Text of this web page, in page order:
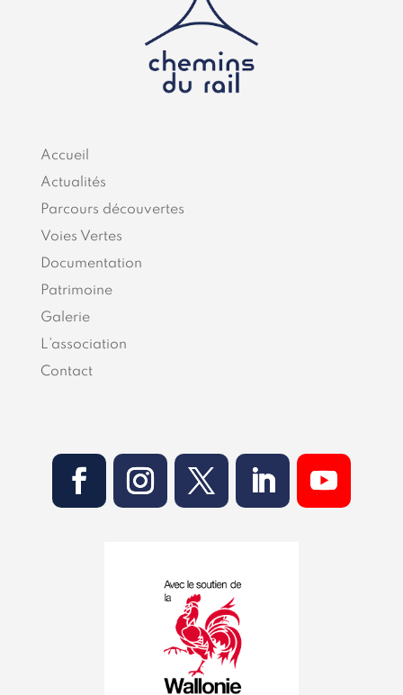
Accueil
Actualités
Parcours découvertes
Voies Vertes
Documentation
Patrimoine
Galerie
L’association
Contact